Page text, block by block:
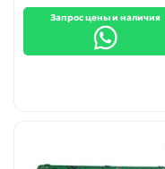
Запрос цены и наличия